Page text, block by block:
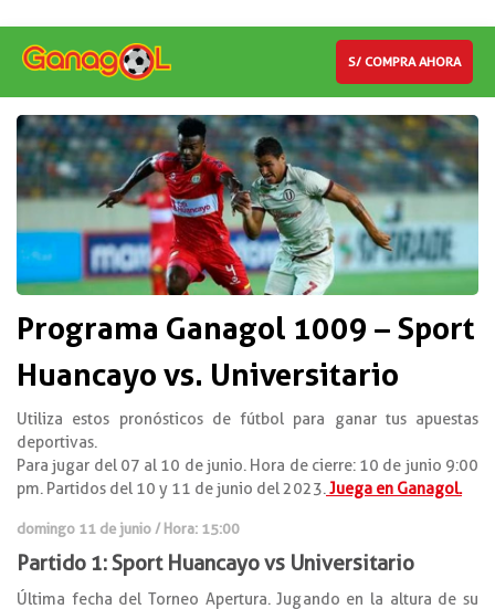
S/ COMPRA AHORA
Programa Ganagol 1009 – Sport
Huancayo vs. Universitario
Utiliza estos pronósticos de fútbol para ganar tus apuestas
deportivas.
Para jugar del 07 al 10 de junio. Hora de cierre: 10 de junio 9:00
pm. Partidos del 10 y 11 de junio del 2023. Juega en Ganagol.
domingo 11 de junio / Hora: 15:00
Partido 1: Sport Huancayo vs Universitario
Última fecha del Torneo Apertura. Jugando en la altura de su